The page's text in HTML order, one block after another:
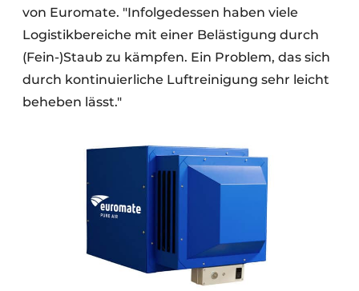
von Euromate. "Infolgedessen haben viele
Logistikbereiche mit einer Belästigung durch
(Fein-)Staub zu kämpfen. Ein Problem, das sich
durch kontinuierliche Luftreinigung sehr leicht
beheben lässt."